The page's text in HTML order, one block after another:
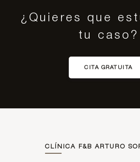
¿Quieres que
tu caso?
CITA GRATUITA
CLÍNICA F&B ARTURO